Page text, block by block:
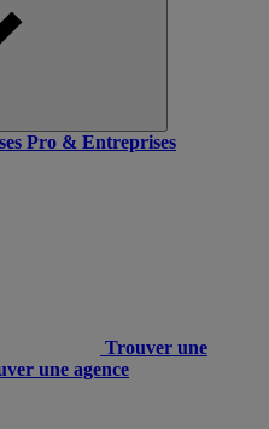
Pro & Entreprises
Trouver une
une agence